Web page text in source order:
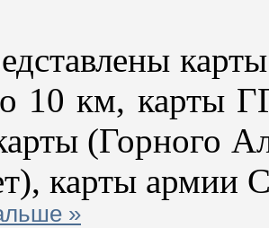
10 км, карты
(Горного
карты
»